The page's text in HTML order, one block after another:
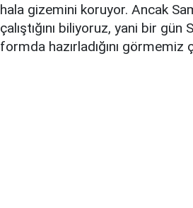
hala gizemini koruyor. Ancak
çalıştığını biliyoruz, yani bir gün
formda hazırladığını görmemiz